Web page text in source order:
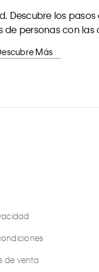
Descubre los
personas con
Más
de venta